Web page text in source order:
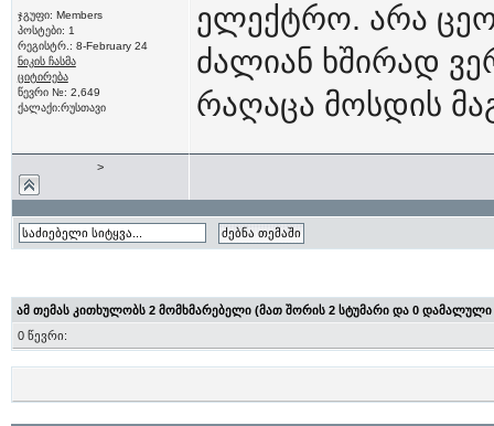
ჯგუფი: Members
პოსტები: 1
რეგისტრ.: 8-February 24
ნიკის ჩასმა
ციტირება
წევრი №: 2,649
ქალაქი:რუსთავი
ელექტრო. არა
ძალიან ხშირად
რაღაცა მოსდის
>
ამ თემას კითხულობს 2 მომხმარებელი (მათ შორის 2 სტუმარი და 0 დამალული
0 წევრი: